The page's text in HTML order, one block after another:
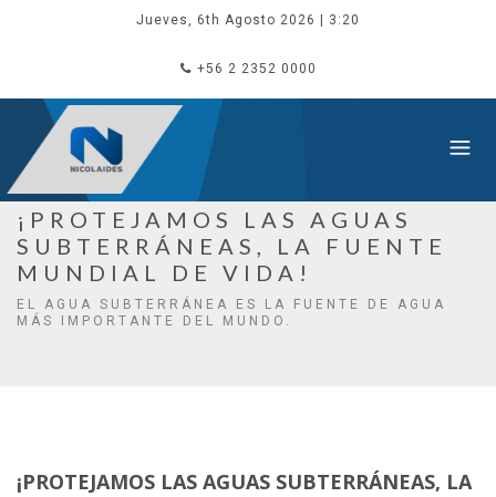
Jueves, 6th Agosto 2026 | 3:20
+56 2 2352 0000
¡PROTEJAMOS LAS AGUAS
SUBTERRÁNEAS, LA FUENTE
MUNDIAL DE VIDA!
EL AGUA SUBTERRÁNEA ES LA FUENTE DE AGUA
MÁS IMPORTANTE DEL MUNDO.
¡PROTEJAMOS LAS AGUAS SUBTERRÁNEAS, LA